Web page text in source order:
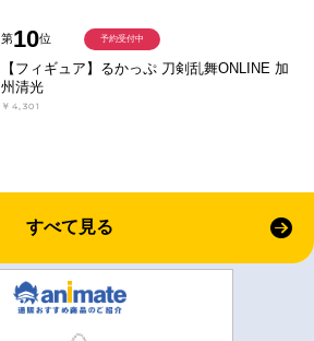
第10位
【フィギュア】るかっぷ 刀剣乱舞ONLINE 加
州清光
￥4,301
予約受付中
すべて見る